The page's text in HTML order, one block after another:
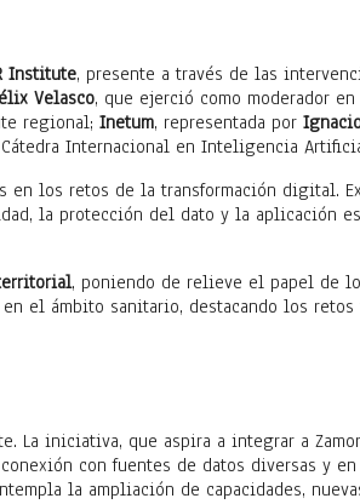
Institute, presente a través de las
Velasco, que ejerció como moderador
regional; Inetum, representada por
Internacional en Inteligencia
los retos de la transformación digital.
la protección del dato y la aplicación
, poniendo de relieve el papel de
el ámbito sanitario, destacando los
La iniciativa, que aspira a integrar a
con fuentes de datos diversas y
la ampliación de capacidades,